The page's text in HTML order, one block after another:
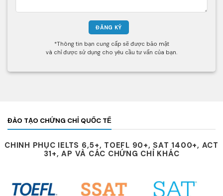
*Thông tin bạn cung cấp sẽ được bảo mật
và chỉ được sử dụng cho yêu cầu tư vấn của bạn.
ĐÀO TẠO CHỨNG CHỈ QUỐC TẾ
CHINH PHỤC IELTS 6,5+, TOEFL 90+, SAT 1400+, ACT
31+, AP VÀ CÁC CHỨNG CHỈ KHÁC